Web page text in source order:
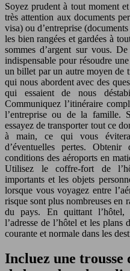
Soyez prudent à tout moment
très attention aux documents
visa) ou d’entreprise
les bien rangées et gardées à
sommes d’argent sur vous.
indispensable pour résoudre
un billet par un autre moyen de
qui nous abordent avec des
qui essaient de nous
Communiquez l’itinéraire
l’entreprise ou de la famille.
essayez de transporter tout ce
à main, ce qui vous
d’éventuelles pertes.
conditions des aéroports en
Utilisez le coffre-fort de
importants et les objets
lorsque vous voyagez entre
risque sont plus nombreuses en
du pays. En quittant l’hôtel,
l’adresse de l’hôtel et les
courante et normale dans les
Incluez une trousse